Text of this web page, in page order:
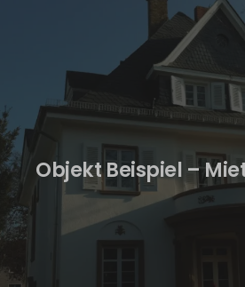
Objekt Beispiel –